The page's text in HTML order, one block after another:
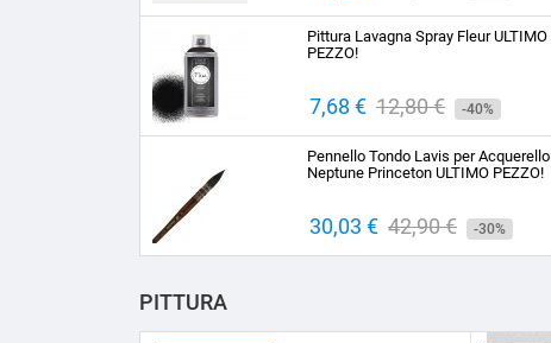
base
Pittura Lavagna Spray Fleur ULTIMO
PEZZO!
Prezzo
7,68 € Prezzo
base
12,80 € -40%
Pennello Tondo Lavis per Acquerello
Neptune Princeton ULTIMO PEZZO!
Prezzo
30,03 € Prezzo
base
42,90 € -30%
PITTURA